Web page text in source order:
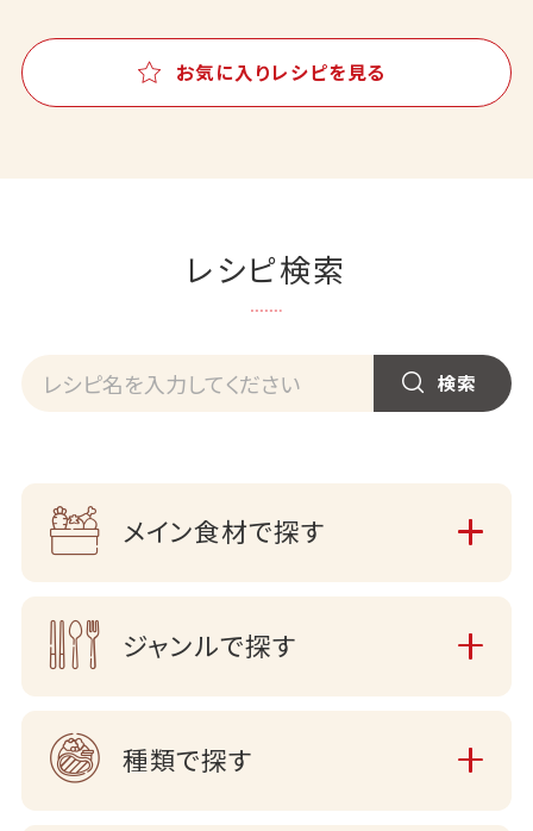
お気に入りレシピを見る
レシピ検索
メイン食材で探す
ジャンルで探す
種類で探す